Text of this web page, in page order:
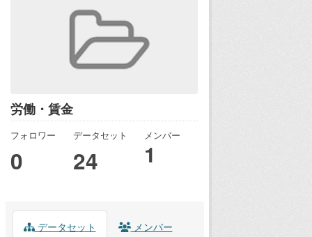
労働・賃金
フォロワー
0
データセット
24
メンバー
1
データセット メンバー